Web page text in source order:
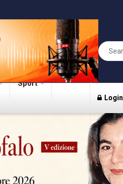
Sport
Login